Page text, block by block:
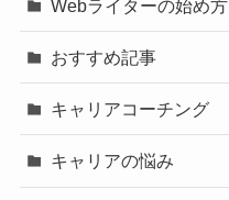
Webライターの始め方
おすすめ記事
キャリアコーチング
キャリアの悩み